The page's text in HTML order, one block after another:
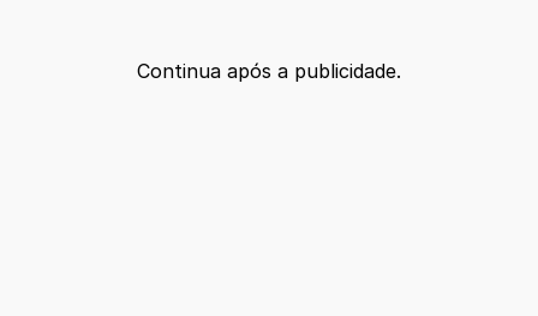
Continua após a publicidade.